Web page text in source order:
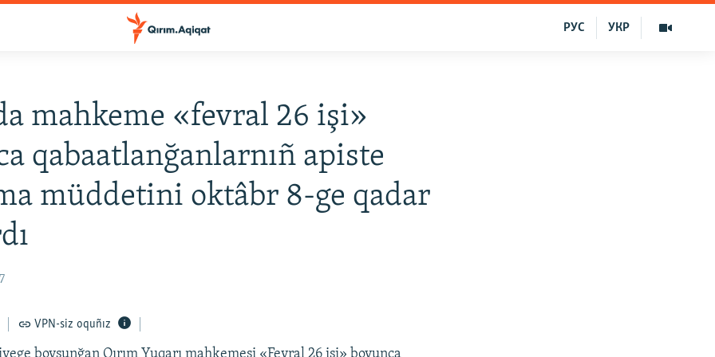
УКР
РУС
mahkeme «fevral 26 işi»
qabaatlanğanlarnıñ apiste
müddetini oktâbr 8-ge qadar
VPN-siz oquñız